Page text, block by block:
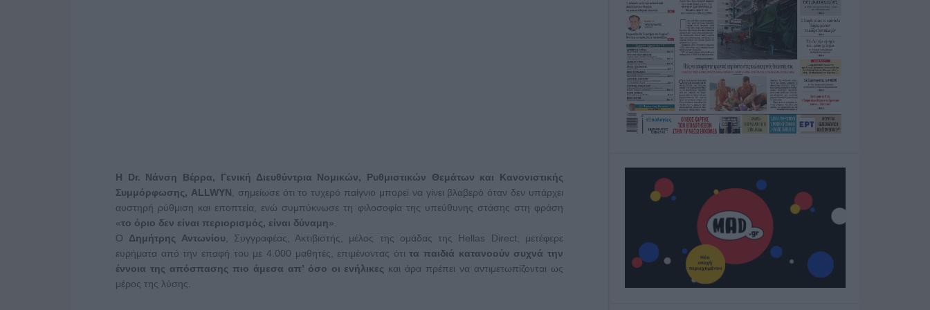
Η Dr. Νάνση Βέρρα, Γενική Διευθύντρια Νομικών, Ρυθμιστικών Θεμάτων και Κανονιστικής
Συμμόρφωσης, ALLWYN , σημείωσε ότι το τυχερό παίγνιο μπορεί να γίνει βλαβερό όταν δεν υπάρχει
αυστηρή ρύθμιση και εποπτεία, ενώ συμπύκνωσε τη φιλοσοφία της υπεύθυνης στάσης στη φράση
«το όριο δεν είναι περιορισμός, είναι δύναμη».
Ο Δημήτρης Αντωνίου , Συγγραφέας, Ακτιβιστής, μέλος της ομάδας της Hellas Direct, μετέφερε
ευρήματα από την επαφή του με 4.000 μαθητές, επιμένοντας ότιτα παιδιά κατανοούν συχνά την
έννοια της απόσπασης πιο άμεσα απ’ όσο οι ενήλικες και άρα πρέπει να αντιμετωπίζονται ως
μέρος της λύσης.